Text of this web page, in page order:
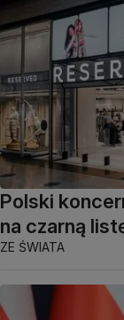
Polski
na czarną
ZE ŚWIATA